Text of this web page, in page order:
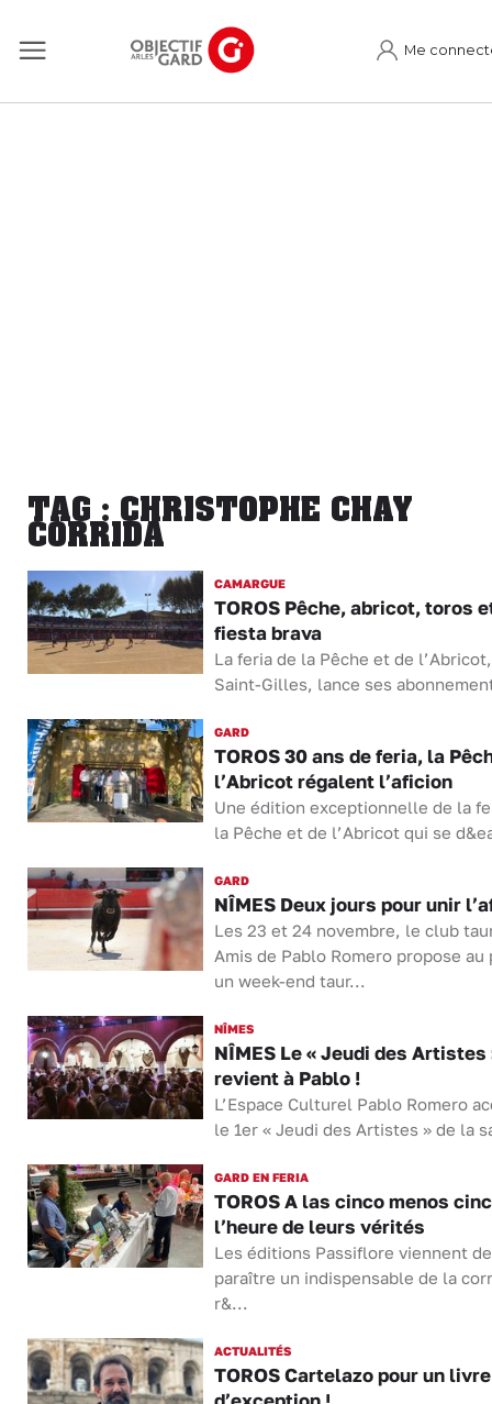
Me
TAG : CHRISTOPHE CHAY
CORRIDA
CAMARGUE
TOROS Pêche, abricot, toros
fiesta brava
La feria de la Pêche et de
Saint-Gilles, lance ses
GARD
TOROS 30 ans de feria, la
l’Abricot régalent l’aficion
Une édition exceptionnelle de la
la Pêche et de l’Abricot qui se
GARD
NÎMES Deux jours pour unir
Les 23 et 24 novembre, le club
Amis de Pablo Romero propose au
un week-end taur...
NÎMES
NÎMES Le « Jeudi des Artistes
revient à Pablo !
L’Espace Culturel Pablo Romero
le 1er « Jeudi des Artistes » de la
GARD EN FERIA
TOROS A las cinco menos
l’heure de leurs vérités
Les éditions Passiflore viennent
paraître un indispensable de la
r&...
ACTUALITÉS
TOROS Cartelazo pour un livre